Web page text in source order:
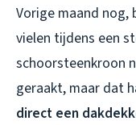
Vorige maand nog,
vielen tijdens een
schoorsteenkroon
geraakt, maar dat
direct een